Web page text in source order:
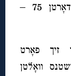
דער פאָרגעלייגטער אַנטוויקלונג, דאָרטן 75 –
זיך פאָרט
וואָלטן